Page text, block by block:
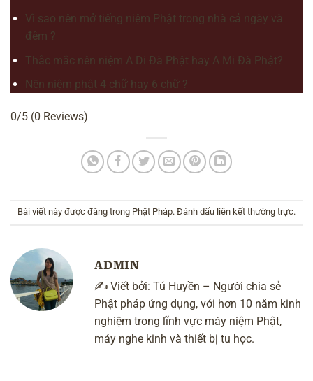
Vì sao nên mở tiếng niệm Phật trong nhà cả ngày và
đêm ?
Thắc mắc nên niệm A Di Đà Phật hay A Mi Đà Phật?
Nên niệm phật 4 chữ hay 6 chữ ?
0/5 (0 Reviews)
Bài viết này được đăng trong Phật Pháp. Đánh dấu liên kết thường trực.
ADMIN
✍️ Viết bởi: Tú Huyền – Người chia sẻ
Phật pháp ứng dụng, với hơn 10 năm kinh
nghiệm trong lĩnh vực máy niệm Phật,
máy nghe kinh và thiết bị tu học.